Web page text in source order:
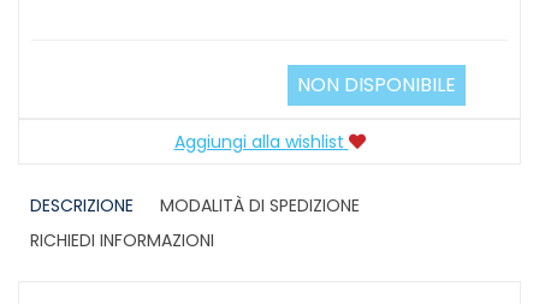
NON DISPONIBILE
Aggiungi alla wishlist
DESCRIZIONE
MODALITÀ DI SPEDIZIONE
RICHIEDI INFORMAZIONI